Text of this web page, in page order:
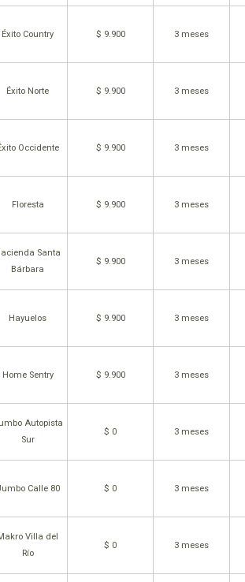
Éxito Country $ 9.900 3 meses
Éxito Norte $ 9.900 3 meses
Occidente $ 9.900 3 meses
Floresta $ 9.900 3 meses
Santa
Bárbara
$ 9.900 3 meses
Hayuelos $ 9.900 3 meses
Home Sentry $ 9.900 3 meses
Autopista
Sur
$ 0 3 meses
Calle 80 $ 0 3 meses
Villa del
Río
$ 0 3 meses